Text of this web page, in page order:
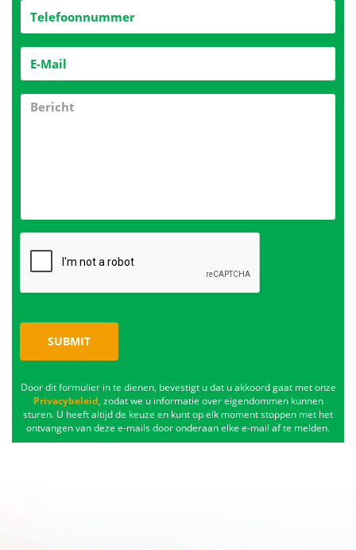
SUBMIT
Door dit formulier in te dienen, bevestigt u dat u akkoord gaat met onze
Privacybeleid, zodat we u informatie over eigendommen kunnen
sturen. U heeft altijd de keuze en kunt op elk moment stoppen met het
ontvangen van deze e-mails door onderaan elke e-mail af te melden.